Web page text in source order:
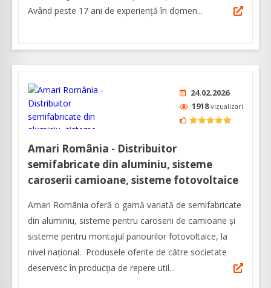
Având peste 17 ani de experiență în domen...
24.02.2026
1918vizualizari
Amari România - Distribuitor
semifabricate din aluminiu, sisteme
caroserii camioane, sisteme fotovoltaice
Amari România oferă o gamă variată de semifabricate
din aluminiu, sisteme pentru caroserii de camioane şi
sisteme pentru montajul panourilor fotovoltaice, la
nivel naţional. Produsele oferite de către societate
deservesc în producţia de repere util...